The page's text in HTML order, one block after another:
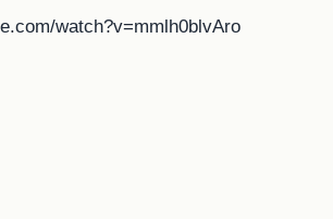
watch?v=mmlh0blvAro